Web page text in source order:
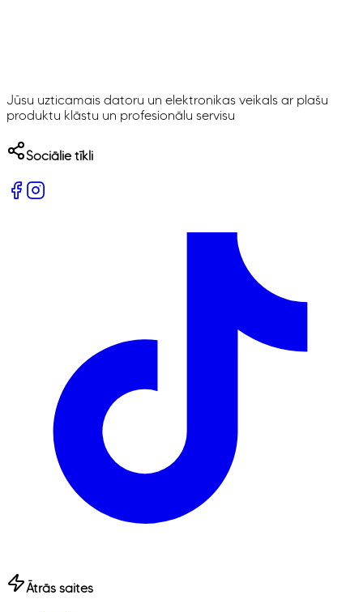
Jūsu uzticamais datoru un elektronikas veikals ar plašu
produktu klāstu un profesionālu servisu
Sociālie tīkli
Ātrās saites